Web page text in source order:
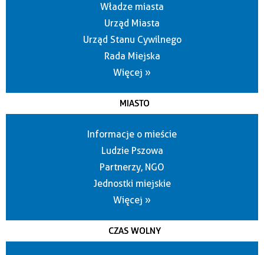
Władze miasta
Urząd Miasta
Urząd Stanu Cywilnego
Rada Miejska
Więcej »
MIASTO
Informacje o mieście
Ludzie Pszowa
Partnerzy, NGO
Jednostki miejskie
Więcej »
CZAS WOLNY